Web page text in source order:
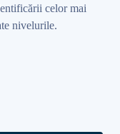
celor mai
nivelurile.